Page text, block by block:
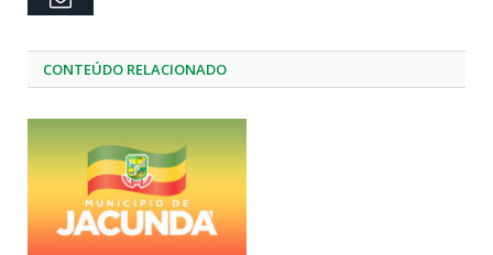
CONTEÚDO RELACIONADO